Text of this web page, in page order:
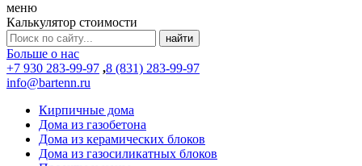
меню
Калькулятор стоимости
Больше о нас
+7 930 283-99-97 ,8 (831) 283-99-97
info@bartenn.ru
Кирпичные дома
Дома из газобетона
Дома из керамических блоков
Дома из газосиликатных блоков